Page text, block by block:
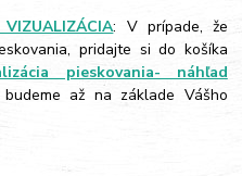
: V prípade, že
pridajte si do košíka
pieskovania- náhľad
až na základe Vášho